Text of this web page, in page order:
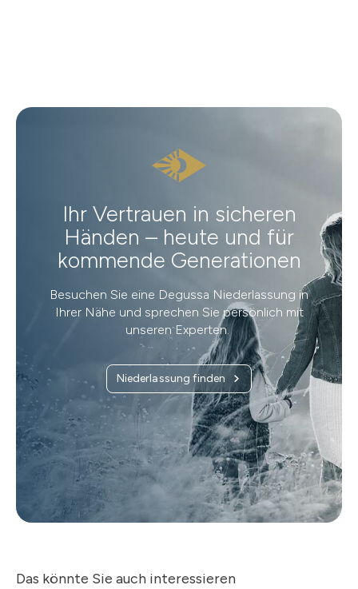
Ihr Vertrauen in sicheren
Händen – heute und für
kommende Generationen
Besuchen Sie eine Degussa Niederlassung in
Ihrer Nähe und sprechen Sie persönlich mit
unseren Experten.
Niederlassung finden
Das könnte Sie auch interessieren